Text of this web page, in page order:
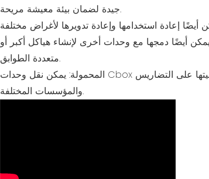
جيدة لضمان بيئة معيشة مريحة.
أيضًا دمجها مع وحدات أخرى لإنشاء هياكل أكبر أو
متعددة الطوابق.
المحمولة: يمكن نقل وحدات Cbox الجاهزة بسهولة إلى مواقع مختلفة عن طريق الشاحنة أو السفينة أو الرافعة. يمكن أيضًا تثبيتها على التضاريس
والمؤسسات المختلفة.